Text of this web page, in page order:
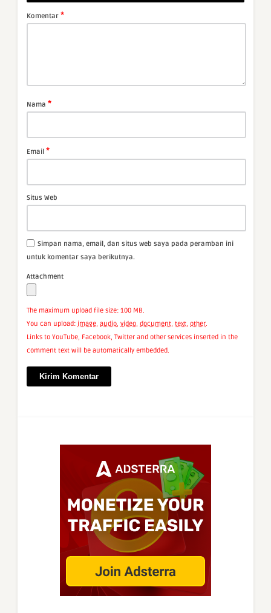
Komentar *
Nama *
Email *
Situs Web
Simpan nama, email, dan situs web saya pada peramban ini
untuk komentar saya berikutnya.
Attachment
The maximum upload file size: 100 MB.
You can upload: image, audio, video, document, text, other.
Links to YouTube, Facebook, Twitter and other services inserted in the
comment text will be automatically embedded.